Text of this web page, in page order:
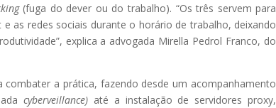
(fuga do dever ou do trabalho). “Os três servem para
as redes sociais durante o horário de trabalho, deixando
explica a advogada Mirella Pedrol Franco, do
a prática, fazendo desde um acompanhamento
cyberveillance) até a instalação de servidores proxy,